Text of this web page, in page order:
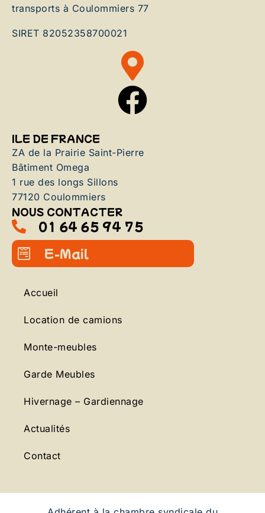
transports à Coulommiers 77
SIRET 82052358700021
ILE DE FRANCE
ZA de la Prairie Saint-Pierre
Bâtiment Omega
1 rue des longs Sillons
77120 Coulommiers
NOUS CONTACTER
01 64 65 94 75
E-Mail
Accueil
Location de camions
Monte-meubles
Garde Meubles
Hivernage – Gardiennage
Actualités
Contact